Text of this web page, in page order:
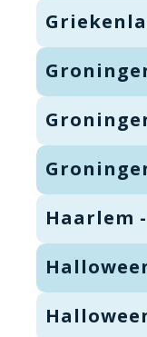
Haarlem